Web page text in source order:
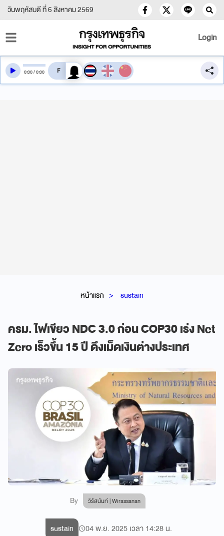
วันพฤหัสบดี ที่ 6 สิงหาคม 2569
Login
หน้าแรก sustain
ครม. ไฟเขียว NDC 3.0 ก่อน COP30 เร่ง Net
Zero เร็วขึ้น 15 ปี ดึงเม็ดเงินต่างประเทศ
By วิรัสนันท์ | Wirassanan
0:00/0:00 สลับเสียงอ่าน
sustain 04 พ.ย. 2025 เวลา 14:28 น.